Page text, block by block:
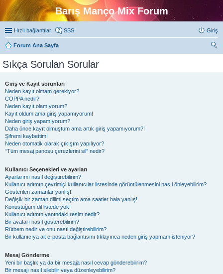
Barış Manço Mix Forum
Hızlı bağlantılar SSS Giriş
Forum Ana Sayfa
Sıkça Sorulan Sorular
Giriş ve Kayıt sorunları
Neden kayıt olmam gerekiyor?
COPPA nedir?
Neden kayıt olamıyorum?
Kayıt oldum ama giriş yapamıyorum!
Neden giriş yapamıyorum?
Daha önce kayıt olmuştum ama artık giriş yapamıyorum?!
Şifremi kaybettim!
Neden otomatik olarak çıkışım yapılıyor?
“Tüm mesaj panosu çerezlerini sil” nedir?
Kullanıcı Seçenekleri ve ayarları
Ayarlarımı nasıl değiştirebilirim?
Kullanıcı adımın çevrimiçi kullanıcılar listesinde görüntülenmesini nasıl önleyebilirim?
Gösterilen zamanlar yanlış!
Değişik bir zaman dilimi seçtim ama saatler hala yanlış!
Konuştuğum dil listede yok!
Kullanıcı adımın yanındaki resim nedir?
Bir avatarı nasıl gösterebilirim?
Rütbem nedir ve onu nasıl değiştirebilirim?
Bir kullanıcıya ait e-posta bağlantısını tıklayınca neden giriş yapmam isteniyor?
Mesaj Gönderme
Yeni bir başlık ya da bir mesaja nasıl cevap gönderebilirim?
Bir mesajı nasıl silebilir veya düzenleyebilirim?